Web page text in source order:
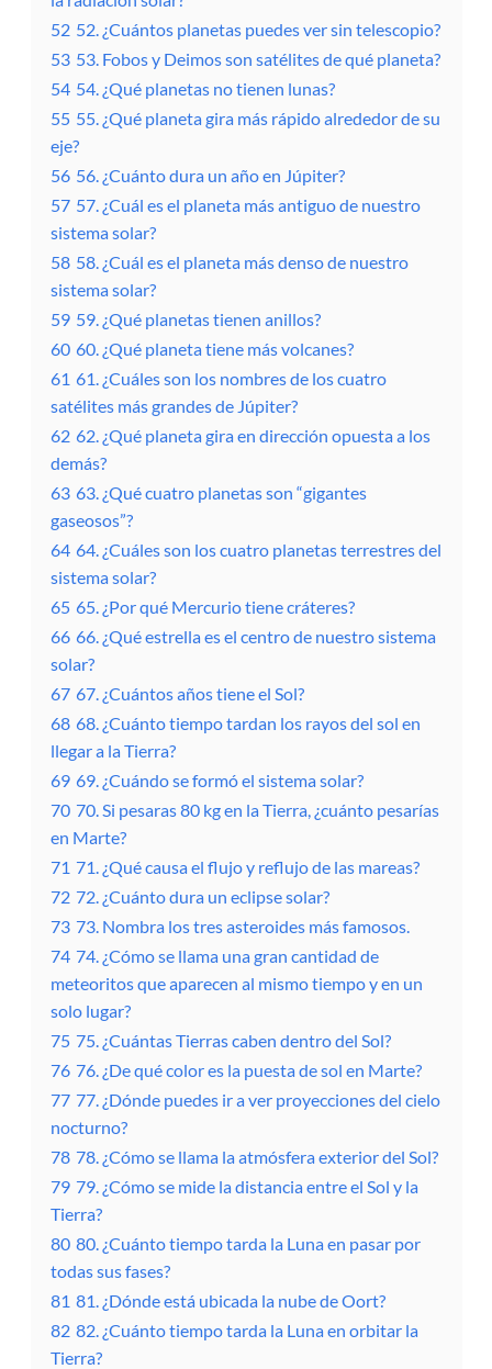
52 52. ¿Cuántos planetas puedes ver sin telescopio?
53 53. Fobos y Deimos son satélites de qué planeta?
54 54. ¿Qué planetas no tienen lunas?
55 55. ¿Qué planeta gira más rápido alrededor de su
eje?
56 56. ¿Cuánto dura un año en Júpiter?
57 57. ¿Cuál es el planeta más antiguo de nuestro
sistema solar?
58 58. ¿Cuál es el planeta más denso de nuestro
sistema solar?
59 59. ¿Qué planetas tienen anillos?
60 60. ¿Qué planeta tiene más volcanes?
61 61. ¿Cuáles son los nombres de los cuatro
satélites más grandes de Júpiter?
62 62. ¿Qué planeta gira en dirección opuesta a los
demás?
63 63. ¿Qué cuatro planetas son “gigantes
gaseosos”?
64 64. ¿Cuáles son los cuatro planetas terrestres del
sistema solar?
65 65. ¿Por qué Mercurio tiene cráteres?
66 66. ¿Qué estrella es el centro de nuestro sistema
solar?
67 67. ¿Cuántos años tiene el Sol?
68 68. ¿Cuánto tiempo tardan los rayos del sol en
llegar a la Tierra?
69 69. ¿Cuándo se formó el sistema solar?
70 70. Si pesaras 80 kg en la Tierra, ¿cuánto pesarías
en Marte?
71 71. ¿Qué causa el flujo y reflujo de las mareas?
72 72. ¿Cuánto dura un eclipse solar?
73 73. Nombra los tres asteroides más famosos.
74 74. ¿Cómo se llama una gran cantidad de
meteoritos que aparecen al mismo tiempo y en un
solo lugar?
75 75. ¿Cuántas Tierras caben dentro del Sol?
76 76. ¿De qué color es la puesta de sol en Marte?
77 77. ¿Dónde puedes ir a ver proyecciones del cielo
nocturno?
78 78. ¿Cómo se llama la atmósfera exterior del Sol?
79 79. ¿Cómo se mide la distancia entre el Sol y la
Tierra?
80 80. ¿Cuánto tiempo tarda la Luna en pasar por
todas sus fases?
81 81. ¿Dónde está ubicada la nube de Oort?
82 82. ¿Cuánto tiempo tarda la Luna en orbitar la
Tierra?